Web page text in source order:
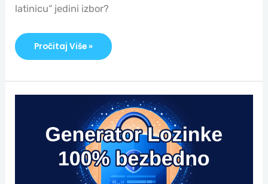
latinicu“ jedini izbor?
Pročitaj Više »
Generator
Bezbednu
Lozinku